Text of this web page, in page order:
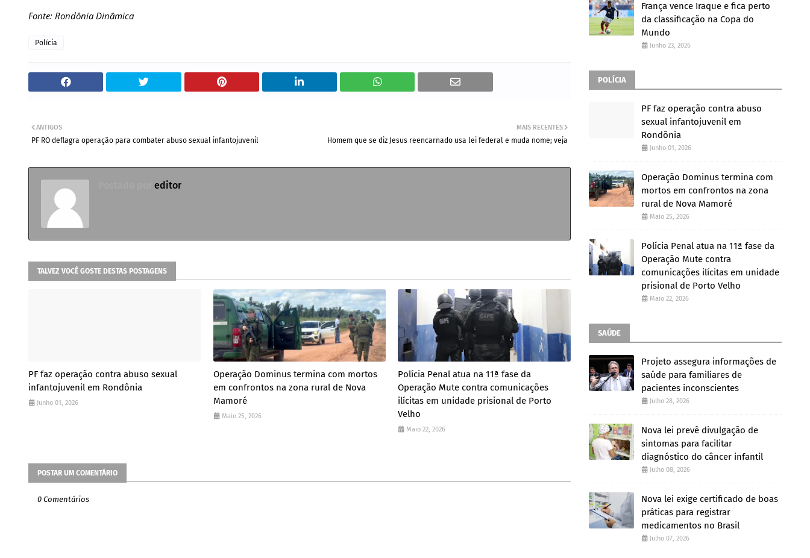
Fonte: Rondônia Dinâmica
Polícia
MAIS RECENTES
Homem que se diz Jesus reencarnado usa lei federal e muda nome; veja
ANTIGOS
PF RO deflagra operação para combater abuso sexual infantojuvenil
editor
TALVEZ VOCÊ GOSTE DESTAS POSTAGENS
PF faz operação contra abuso sexual
infantojuvenil em Rondônia
Junho 01, 2026
Operação Dominus termina com mortos
em confrontos na zona rural de Nova
Mamoré
Maio 25, 2026
Polícia Penal atua na 11ª fase da
Operação Mute contra comunicações
ilícitas em unidade prisional de Porto
Velho
Maio 22, 2026
POSTAR UM COMENTÁRIO
0 Comentários
França vence Iraque e fica perto
da classificação na Copa do
Mundo
Junho 23, 2026
POLÍCIA
PF faz operação contra abuso
sexual infantojuvenil em
Rondônia
Junho 01, 2026
Operação Dominus termina com
mortos em confrontos na zona
rural de Nova Mamoré
Maio 25, 2026
Polícia Penal atua na 11ª fase da
Operação Mute contra
comunicações ilícitas em unidade
prisional de Porto Velho
Maio 22, 2026
SAÚDE
Projeto assegura informações de
saúde para familiares de
pacientes inconscientes
Julho 28, 2026
Nova lei prevê divulgação de
sintomas para facilitar
diagnóstico do câncer infantil
Julho 08, 2026
Nova lei exige certificado de boas
práticas para registrar
medicamentos no Brasil
Julho 07, 2026